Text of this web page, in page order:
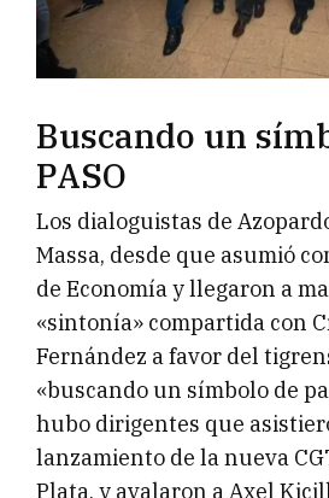
Buscando un
PASO
Los dialoguistas de
Massa, desde que asumió
de Economía y llegaron a
«sintonía» compartida con
Fernández a favor del
«buscando un símbolo de
hubo dirigentes que
lanzamiento de la nueva
Plata, y avalaron a Axel